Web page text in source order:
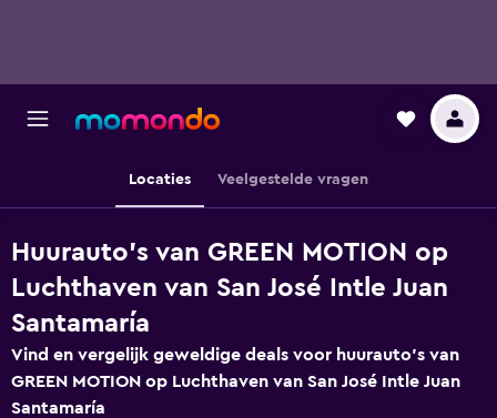
Locaties Veelgestelde vragen
Huurauto's van GREEN MOTION op
Luchthaven van San José Intle Juan
Santamaría
Vind en vergelijk geweldige deals voor huurauto's van
GREEN MOTION op Luchthaven van San José Intle Juan
Santamaría